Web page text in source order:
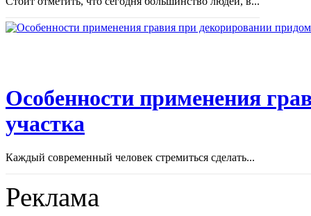
Особенности применения
участка
Каждый современный человек стремиться сделать...
Реклама